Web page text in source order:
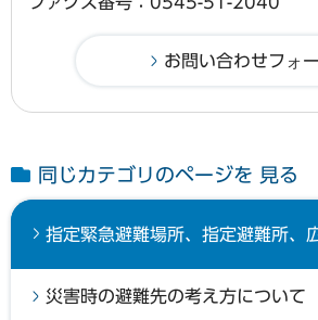
同じカテゴリのページを 見る
指定緊急避難場所、指定避難所、
災害時の避難先の考え方について